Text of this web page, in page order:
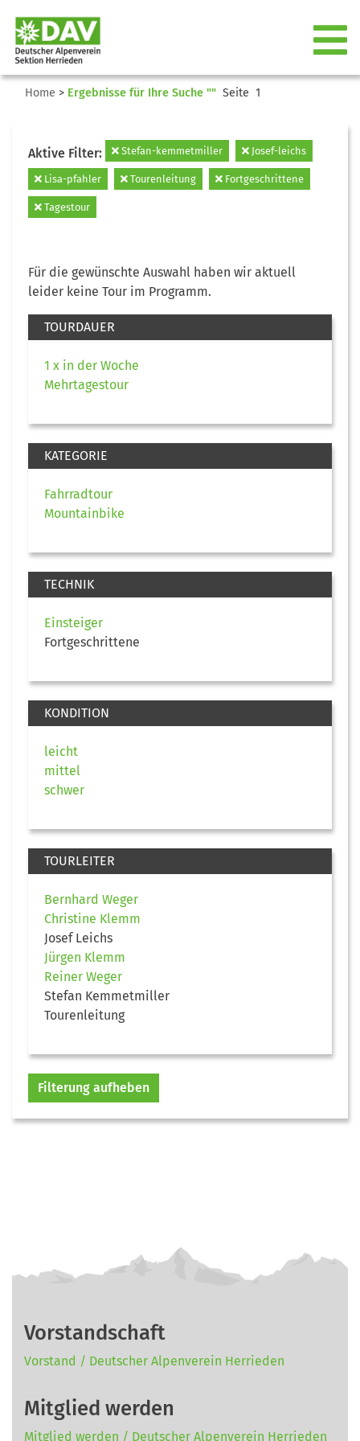
Home > Ergebnisse für Ihre Suche "" Seite 1
Aktive Filter: Stefan-kemmetmiller Josef-leichs
Lisa-pfahler Tourenleitung Fortgeschrittene
Tagestour
Für die gewünschte Auswahl haben wir aktuell
leider keine Tour im Programm.
TOURDAUER
1 x in der Woche
Mehrtagestour
KATEGORIE
Fahrradtour
Mountainbike
TECHNIK
Einsteiger
Fortgeschrittene
KONDITION
leicht
mittel
schwer
TOURLEITER
Bernhard Weger
Christine Klemm
Josef Leichs
Jürgen Klemm
Reiner Weger
Stefan Kemmetmiller
Tourenleitung
Filterung aufheben
Vorstandschaft
Vorstand / Deutscher Alpenverein Herrieden
Mitglied werden
Mitglied werden / Deutscher Alpenverein Herrieden